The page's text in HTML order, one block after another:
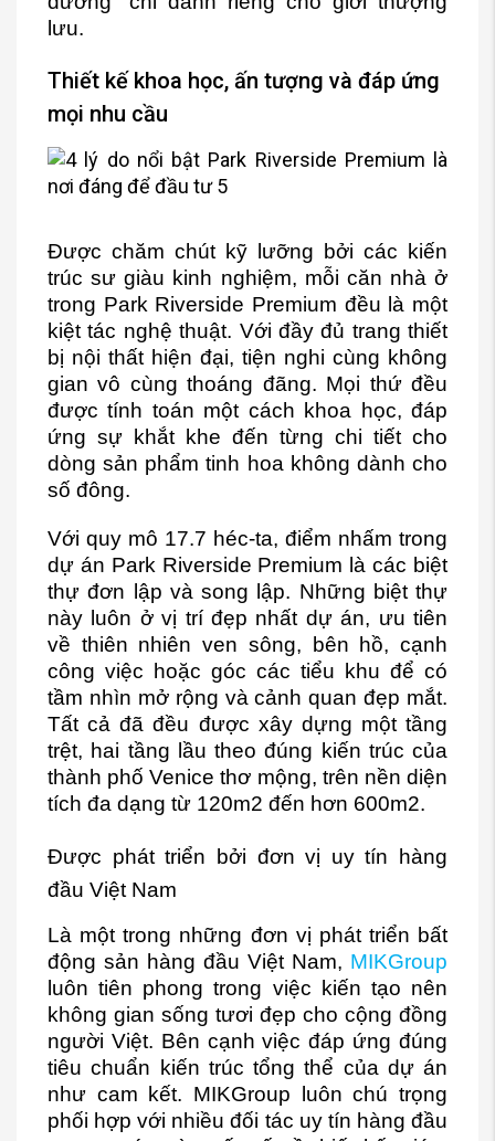
lưu.
Thiết kế khoa học, ấn tượng và đáp ứng
mọi nhu cầu
Được chăm chút kỹ lưỡng bởi các kiến
trúc sư giàu kinh nghiệm, mỗi căn nhà ở
trong Park Riverside Premium đều là một
kiệt tác nghệ thuật. Với đầy đủ trang thiết
bị nội thất hiện đại, tiện nghi cùng không
gian vô cùng thoáng đãng. Mọi thứ đều
được tính toán một cách khoa học, đáp
ứng sự khắt khe đến từng chi tiết cho
dòng sản phẩm tinh hoa không dành cho
số đông.
Với quy mô 17.7 héc-ta, điểm nhấm trong
dự án Park Riverside Premium là các biệt
thự đơn lập và song lập. Những biệt thự
này luôn ở vị trí đẹp nhất dự án, ưu tiên
về thiên nhiên ven sông, bên hồ, cạnh
công việc hoặc góc các tiểu khu để có
tầm nhìn mở rộng và cảnh quan đẹp mắt.
Tất cả đã đều được xây dựng một tầng
trệt, hai tầng lầu theo đúng kiến trúc của
thành phố Venice thơ mộng, trên nền diện
tích đa dạng từ 120m2 đến hơn 600m2.
Được phát triển bởi đơn vị uy tín hàng
đầu Việt Nam
Là một trong những đơn vị phát triển bất
động sản hàng đầu Việt Nam, MIKGroup
luôn tiên phong trong việc kiến tạo nên
không gian sống tươi đẹp cho cộng đồng
người Việt. Bên cạnh việc đáp ứng đúng
tiêu chuẩn kiến trúc tổng thể của dự án
như cam kết. MIKGroup luôn chú trọng
phối hợp với nhiều đối tác uy tín hàng đầu